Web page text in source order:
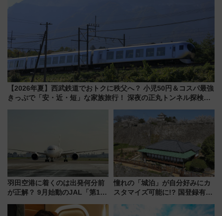
【2026年夏】西武鉄道でおトクに秩父へ？ 小児50円＆コスパ最強
きっぷで「安・近・短」な家族旅行！ 深夜の正丸トンネル探検や
羽田空港に着くのは出発何分前
が正解？ 9月始動のJAL「第1タ
歩1キロ超え！ 知っておきたい
憧れの「城泊」が自分好みにカ
スタマイズ可能に!? 国登録有形
にオーダーメイド型の宿泊プラ